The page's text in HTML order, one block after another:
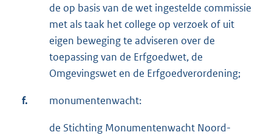
de op basis van de wet ingestelde commissie
met als taak het college op verzoek of uit
eigen beweging te adviseren over de
toepassing van de Erfgoedwet, de
Omgevingswet en de Erfgoedverordening;
f. monumentenwacht:
de Stichting Monumentenwacht Noord-